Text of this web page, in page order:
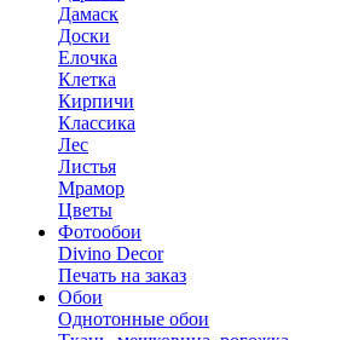
Дамаск
Доски
Елочка
Клетка
Кирпичи
Классика
Лес
Листья
Мрамор
Цветы
Фотообои
Divino Decor
Печать на заказ
Обои
Однотонные обои